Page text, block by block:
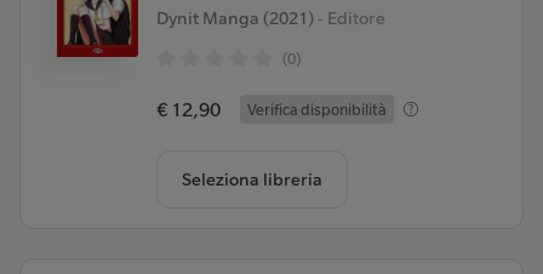
Dynit Manga (2021)- Editore
(0)
€ 12,90 Verifica disponibilità
Seleziona libreria